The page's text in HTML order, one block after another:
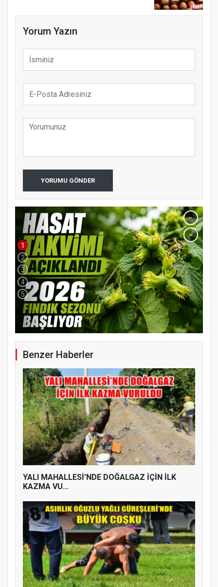
Yorum Yazın
YORUMU GÖNDER
YENİ PARTİ TERME İLÇE BAŞKANLIĞINDA
ÜYE KATILIM PROGRAMI
1
2
3
4
5
Benzer Haberler
YALI MAHALLESİ’NDE DOĞALGAZ İÇİN İLK
KAZMA VU...